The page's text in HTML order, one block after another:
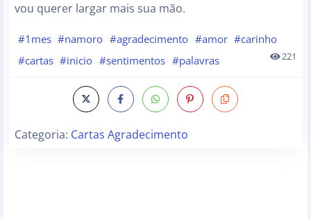
vou querer largar mais sua mão.
#1mes #namoro #agradecimento #amor #carinho
#cartas #inicio #sentimentos #palavras 221
Categoria: Cartas Agradecimento